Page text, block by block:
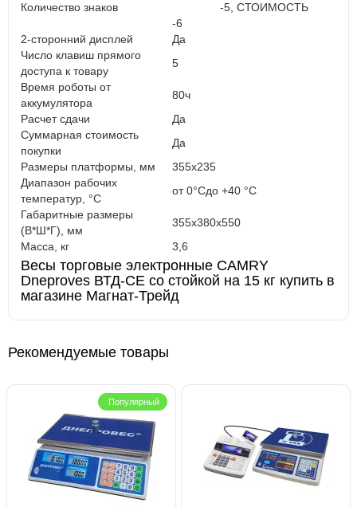
Количество знаков
-5, СТОИМОСТЬ
-6
2-сторонний дисплей
Да
Число клавиш прямого
доступа к товару
5
Время роботы от
аккумулятора
80ч
Расчет сдачи
Да
Суммарная стоимость
покупки
Да
Размеры платформы, мм
355x235
Диапазон рабочих
температур, °C
от 0°Cдо +40 °C
Габаритные размеры
(В*Ш*Г), мм
355x380x550
Масса, кг
3,6
Весы торговые электронные CAMRY
Dneproves ВТД-СЕ со стойкой на 15 кг купить в
магазине Магнат-Трейд
Рекомендуемые товары
Популярный